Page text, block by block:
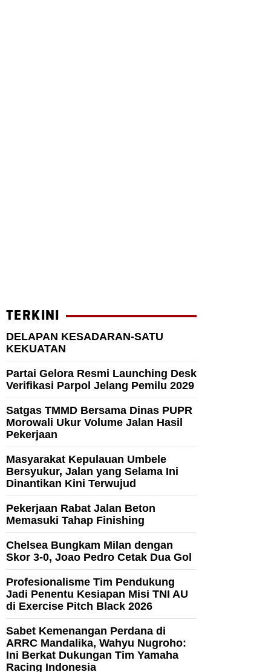
TERKINI
DELAPAN KESADARAN-SATU
KEKUATAN
Partai Gelora Resmi Launching Desk
Verifikasi Parpol Jelang Pemilu 2029
Satgas TMMD Bersama Dinas PUPR
Morowali Ukur Volume Jalan Hasil
Pekerjaan
Masyarakat Kepulauan Umbele
Bersyukur, Jalan yang Selama Ini
Dinantikan Kini Terwujud
Pekerjaan Rabat Jalan Beton
Memasuki Tahap Finishing
Chelsea Bungkam Milan dengan
Skor 3-0, Joao Pedro Cetak Dua Gol
Profesionalisme Tim Pendukung
Jadi Penentu Kesiapan Misi TNI AU
di Exercise Pitch Black 2026
Sabet Kemenangan Perdana di
ARRC Mandalika, Wahyu Nugroho:
Ini Berkat Dukungan Tim Yamaha
Racing Indonesia